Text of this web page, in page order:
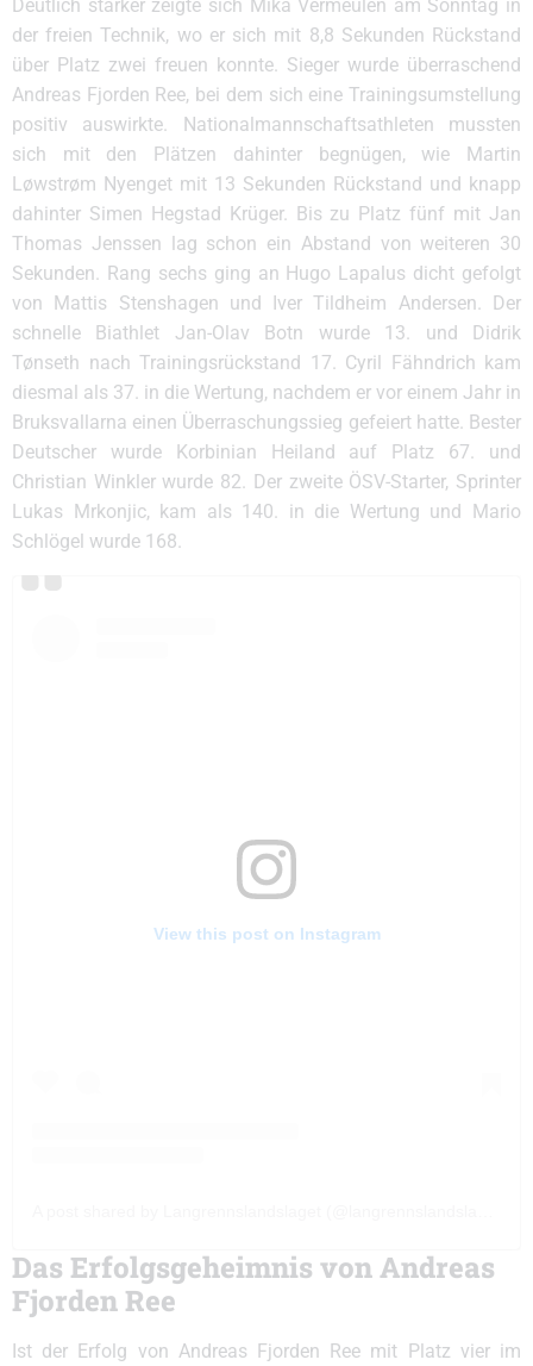
Deutlich stärker zeigte sich Mika Vermeulen am Sonntag in
der freien Technik, wo er sich mit 8,8 Sekunden Rückstand
über Platz zwei freuen konnte. Sieger wurde überraschend
Andreas Fjorden Ree, bei dem sich eine Trainingsumstellung
positiv auswirkte. Nationalmannschaftsathleten mussten
sich mit den Plätzen dahinter begnügen, wie Martin
Løwstrøm Nyenget mit 13 Sekunden Rückstand und knapp
dahinter Simen Hegstad Krüger. Bis zu Platz fünf mit Jan
Thomas Jenssen lag schon ein Abstand von weiteren 30
Sekunden. Rang sechs ging an Hugo Lapalus dicht gefolgt
von Mattis Stenshagen und Iver Tildheim Andersen. Der
schnelle Biathlet Jan-Olav Botn wurde 13. und Didrik
Tønseth nach Trainingsrückstand 17. Cyril Fähndrich kam
diesmal als 37. in die Wertung, nachdem er vor einem Jahr in
Bruksvallarna einen Überraschungssieg gefeiert hatte. Bester
Deutscher wurde Korbinian Heiland auf Platz 67. und
Christian Winkler wurde 82. Der zweite ÖSV-Starter, Sprinter
Lukas Mrkonjic, kam als 140. in die Wertung und Mario
Schlögel wurde 168.
View this post on Instagram
Das Erfolgsgeheimnis von Andreas
Fjorden Ree
Ist der Erfolg von Andreas Fjorden Ree mit Platz vier im